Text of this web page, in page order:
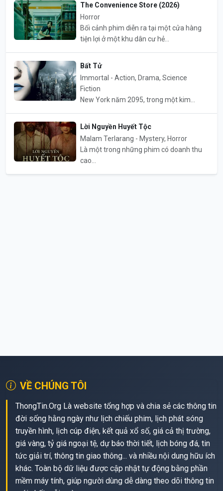
The Convenience Store (2026)
Horror
Bối cảnh phim diễn ra tại một cửa hàng
tiện lợi ở một khu dân cư hẻ...
Bất Tử
Immortal - Action, Drama, Science
Fiction
New York năm 2095, trong một kim...
Lời Nguyền Huyết Tộc
Malam Terlarang - Mystery, Horror
Là một trong những phim có doanh thu
cao...
VỀ CHÚNG TÔI
ThongTin.Org Là website tổng hợp và chia sẻ các thông tin
đời sống hằng ngày như lịch chiếu phim, lịch phát sóng
truyền hình, lịch cúp điện, kết quả xổ số, giá cả thị trường,
giá vàng, tỷ giá ngoại tệ, dự báo thời tiết, lịch bóng đá, tin
tức giải trí, thông tin giao thông... và nhiều nội dung hữu ích
khác. Toàn bộ dữ liệu được cập nhật tự động bằng phần
mềm máy tính, giúp người dùng dễ dàng theo dõi thông tin